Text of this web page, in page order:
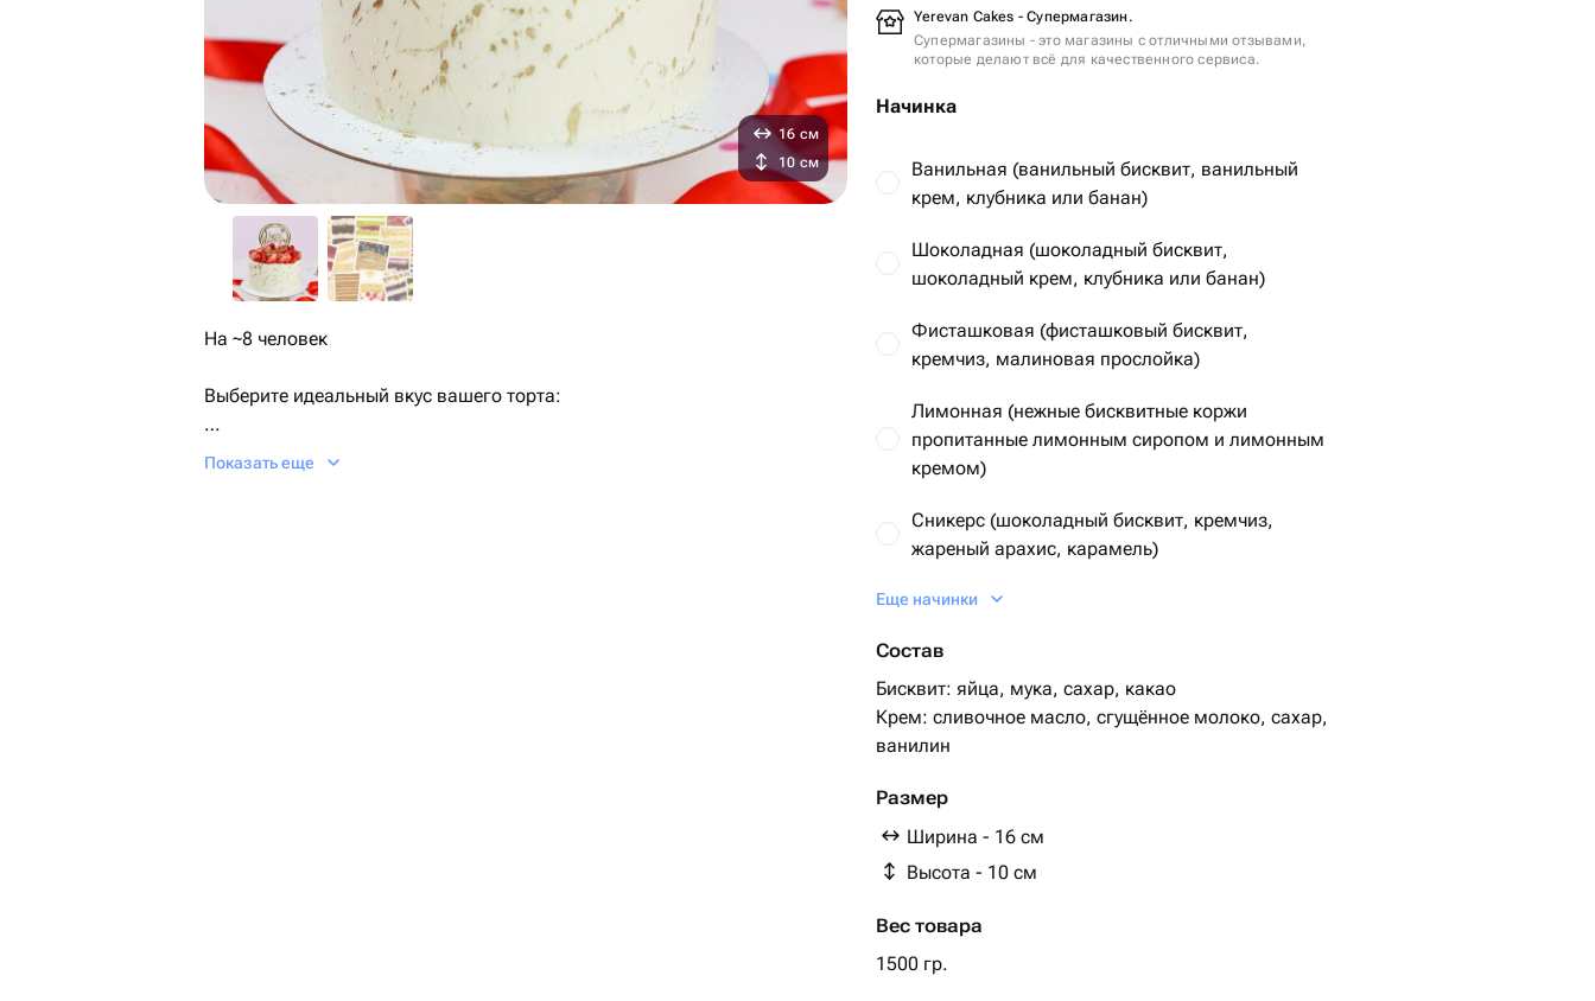
Yerevan Cakes - Супермагазин.
Супермагазины - это магазины с отличными отзывами,
которые делают всё для качественного сервиса.
Начинка
Ванильная (ванильный бисквит, ванильный
крем, клубника или банан)
Шоколадная (шоколадный бисквит,
шоколадный крем, клубника или банан)
Фисташковая (фисташковый бисквит,
кремчиз, малиновая прослойка)
Лимонная (нежные бисквитные коржи
пропитанные лимонным сиропом и лимонным
кремом)
Сникерс (шоколадный бисквит, кремчиз,
жареный арахис, карамель)
Рафаэлло (ванильный бисквит, ванильный
Красный бархат (бисквит, кремчиз, сливки)
Еще начинки
Состав
Бисквит: яйца, мука, сахар, какао
Крем: сливочное масло, сгущённое молоко, сахар,
Размер
Ширина - 16 см
Высота - 10 см
Вес товара
1500 гр.
16 см
10 см
На ~8 человек
Выберите идеальный вкус вашего торта:
Ванильный
Показать еще